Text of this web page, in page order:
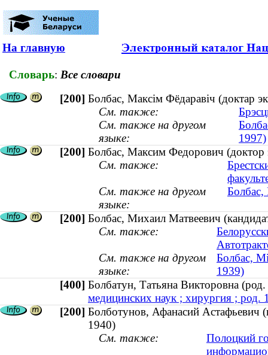
На главную
Словарь: Все словари
[200] Болбас, Максім Фёдаравіч (доктар
См. также:
См. также на другом
языке:
1997)
[200] Болбас, Максим Федорович
См. также:
См. также на другом
языке:
Болбас,
[200] Болбас, Михаил Матвеевич
См. также:
См. также на другом
языке:
Болбас,
1939)
[400] Болбатун, Татьяна Викторовна
медицинских наук ; хирургия ; род.
[200] Болботунов, Афанасий Астафьевич
1940)
См. также:
Полоцкий